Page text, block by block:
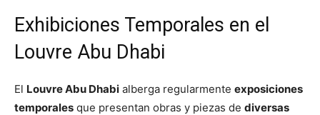
Exhibiciones Temporales en el
Louvre Abu Dhabi
El Louvre Abu Dhabi alberga regularmente exposiciones
temporales que presentan obras y piezas de diversas